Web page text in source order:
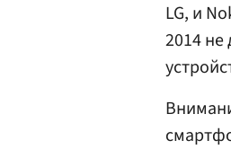
LG, и
2014